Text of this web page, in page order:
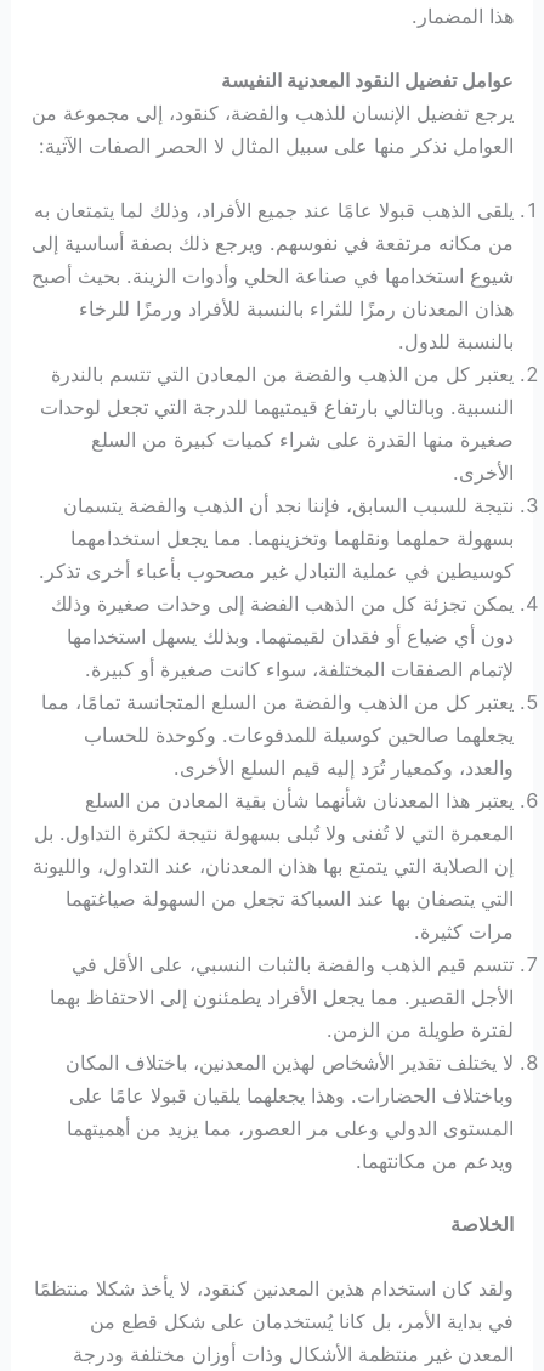
هذا المضمار.
عوامل تفضيل النقود المعدنية النفيسة
يرجع تفضيل الإنسان للذهب والفضة، كنقود، إلى مجموعة من
العوامل نذكر منها على سبيل المثال لا الحصر الصفات الآتية:
يلقى الذهب قبولا عامًا عند جميع الأفراد، وذلك لما يتمتعان به
من مكانه مرتفعة في نفوسهم. ويرجع ذلك بصفة أساسية إلى
شيوع استخدامها في صناعة الحلي وأدوات الزينة. بحيث أصبح
هذان المعدنان رمزًا للثراء بالنسبة للأفراد ورمزًا للرخاء
بالنسبة للدول.
يعتبر كل من الذهب والفضة من المعادن التي تتسم بالندرة
النسبية. وبالتالي بارتفاع قيمتيهما للدرجة التي تجعل لوحدات
صغيرة منها القدرة على شراء كميات كبيرة من السلع
الأخرى.
نتيجة للسبب السابق، فإننا نجد أن الذهب والفضة يتسمان
بسهولة حملهما ونقلهما وتخزينهما. مما يجعل استخدامهما
كوسيطين في عملية التبادل غير مصحوب بأعباء أخرى تذكر.
يمكن تجزئة كل من الذهب الفضة إلى وحدات صغيرة وذلك
دون أي ضياع أو فقدان لقيمتهما. وبذلك يسهل استخدامها
لإتمام الصفقات المختلفة، سواء كانت صغيرة أو كبيرة.
يعتبر كل من الذهب والفضة من السلع المتجانسة تمامًا، مما
يجعلهما صالحين كوسيلة للمدفوعات. وكوحدة للحساب
والعدد، وكمعيار تُرَد إليه قيم السلع الأخرى.
يعتبر هذا المعدنان شأنهما شأن بقية المعادن من السلع
المعمرة التي لا تُفنى ولا تُبلى بسهولة نتيجة لكثرة التداول. بل
إن الصلابة التي يتمتع بها هذان المعدنان، عند التداول، والليونة
التي يتصفان بها عند السباكة تجعل من السهولة صياغتهما
مرات كثيرة.
تتسم قيم الذهب والفضة بالثبات النسبي، على الأقل في
الأجل القصير. مما يجعل الأفراد يطمئنون إلى الاحتفاظ بهما
لفترة طويلة من الزمن.
لا يختلف تقدير الأشخاص لهذين المعدنين، باختلاف المكان
وباختلاف الحضارات. وهذا يجعلهما يلقيان قبولا عامًا على
المستوى الدولي وعلى مر العصور، مما يزيد من أهميتهما
ويدعم من مكانتهما.
الخلاصة
ولقد كان استخدام هذين المعدنين كنقود، لا يأخذ شكلا منتظمًا
في بداية الأمر، بل كانا يُستخدمان على شكل قطع من
المعدن غير منتظمة الأشكال وذات أوزان مختلفة ودرجة